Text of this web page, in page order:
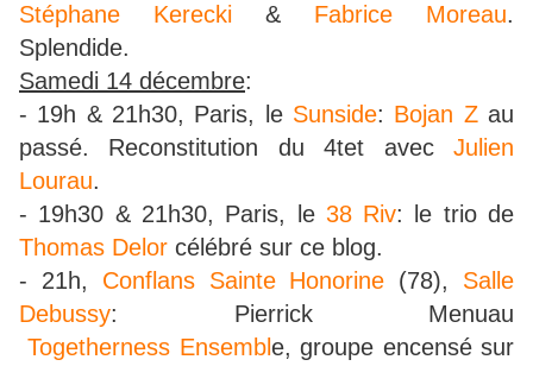
Stéphane Kerecki & Fabrice Moreau.
Splendide.
Samedi 14 décembre:
- 19h & 21h30, Paris, le Sunside: Bojan Zau
passé. Reconstitution du 4tet avec Julien
Lourau.
- 19h30 & 21h30, Paris, le 38 Riv: le trio de
Thomas Delor célébré sur ce blog.
- 21h, Conflans Sainte Honorine (78), Salle
Debussy: Pierrick Menuau
Togetherness Ensemble, groupe encensé sur